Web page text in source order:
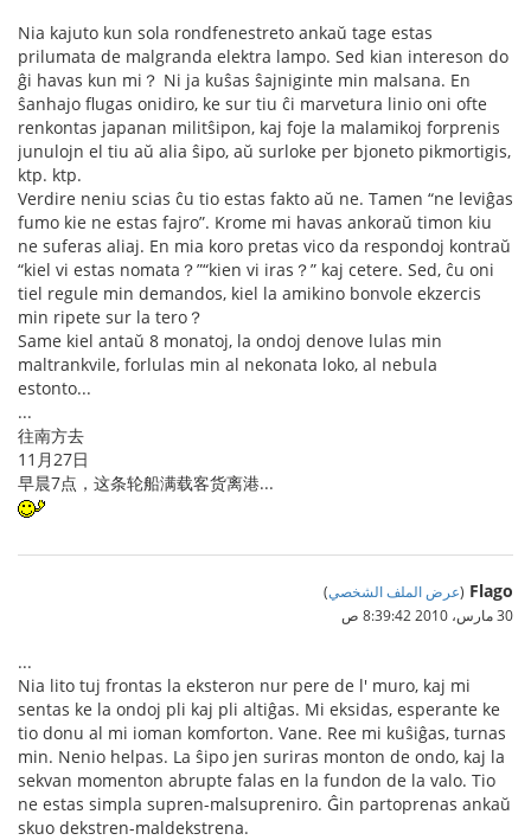
Nia kajuto kun sola rondfenestreto ankaŭ tage estas
prilumata de malgranda elektra lampo. Sed kian intereson do
ĝi havas kun mi？ Ni ja kuŝas ŝajniginte min malsana. En
ŝanhajo flugas onidiro, ke sur tiu ĉi marvetura linio oni ofte
renkontas japanan militŝipon, kaj foje la malamikoj forprenis
junulojn el tiu aŭ alia ŝipo, aŭ surloke per bjoneto pikmortigis,
ktp. ktp.
Verdire neniu scias ĉu tio estas fakto aŭ ne. Tamen “ne leviĝas
fumo kie ne estas fajro”. Krome mi havas ankoraŭ timon kiu
ne suferas aliaj. En mia koro pretas vico da respondoj kontraŭ
“kiel vi estas nomata？”“kien vi iras？” kaj cetere. Sed, ĉu oni
tiel regule min demandos, kiel la amikino bonvole ekzercis
min ripete sur la tero？
Same kiel antaŭ 8 monatoj, la ondoj denove lulas min
maltrankvile, forlulas min al nekonata loko, al nebula
estonto...
...
往南方去
11月27日
早晨7点，这条轮船满载客货离港...
Flago
(عرض الملف الشخصي)
30 مارس، 2010 8:39:42 ص
...
Nia lito tuj frontas la eksteron nur pere de l' muro, kaj mi
sentas ke la ondoj pli kaj pli altiĝas. Mi eksidas, esperante ke
tio donu al mi ioman komforton. Vane. Ree mi kuŝiĝas, turnas
min. Nenio helpas. La ŝipo jen suriras monton de ondo, kaj la
sekvan momenton abrupte falas en la fundon de la valo. Tio
ne estas simpla supren-malsupreniro. Ĝin partoprenas ankaŭ
skuo dekstren-maldekstrena.